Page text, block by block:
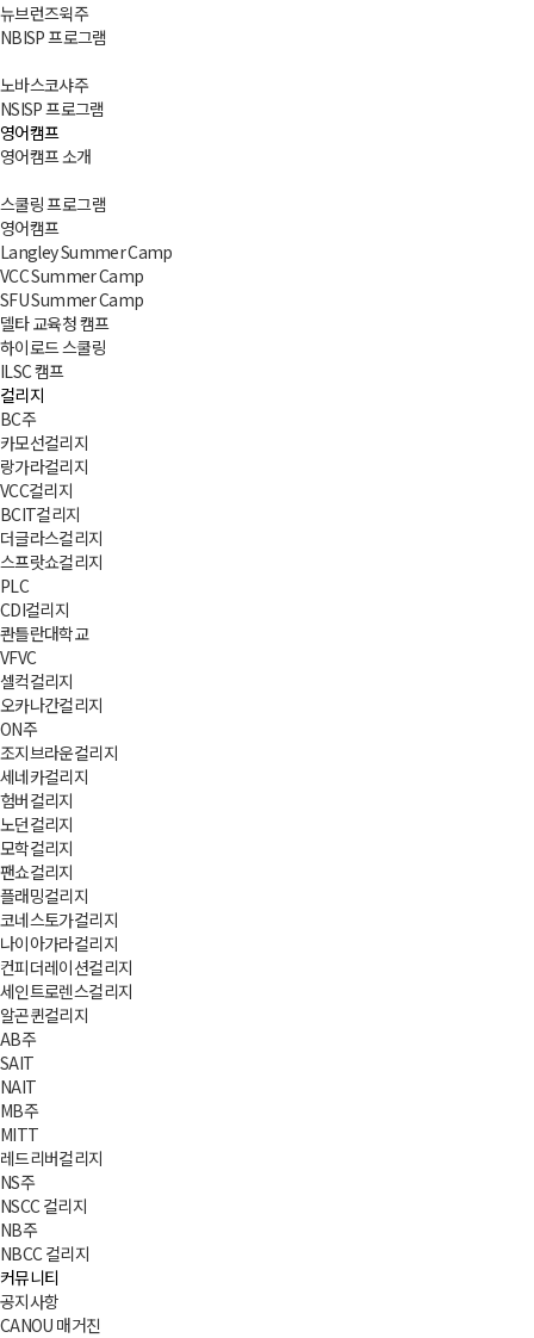
뉴브런즈윅주
NBISP 프로그램
노바스코샤주
NSISP 프로그램
영어캠프
영어캠프 소개
스쿨링 프로그램
영어캠프
Langley Summer Camp
VCC Summer Camp
SFU Summer Camp
델타 교육청 캠프
하이로드 스쿨링
ILSC 캠프
컬리지
BC주
카모선컬리지
랑가라컬리지
VCC컬리지
BCIT컬리지
더글라스컬리지
스프랏쇼컬리지
PLC
CDI컬리지
콴틀란대학교
VFVC
셀컥컬리지
오카나간컬리지
ON주
조지브라운컬리지
세네카컬리지
험버컬리지
노던컬리지
모학컬리지
팬쇼컬리지
플래밍컬리지
코네스토가컬리지
나이아가라컬리지
컨피더레이션컬리지
세인트로렌스컬리지
알곤퀸컬리지
AB주
SAIT
NAIT
MB주
MITT
레드리버컬리지
NS주
NSCC 컬리지
NB주
NBCC 컬리지
커뮤니티
공지사항
CANOU 매거진